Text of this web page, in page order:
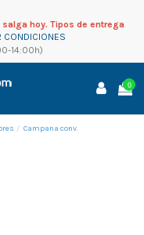
hoy. Tipos de entrega
CONDICIONES
14:00h)
0
Campana conv.